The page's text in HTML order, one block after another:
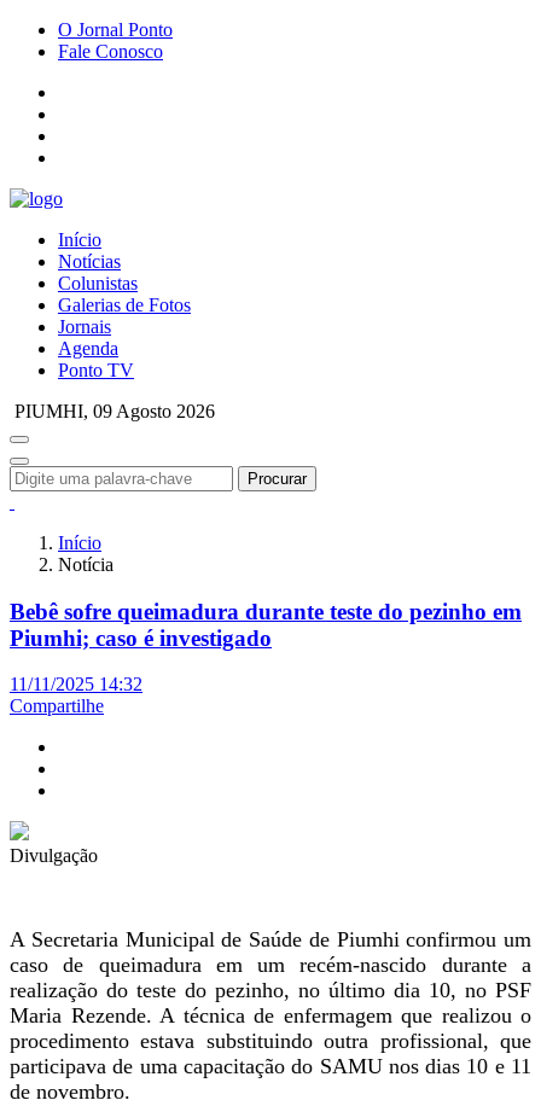
O Jornal Ponto
Fale Conosco
Início
Notícias
Colunistas
Galerias de Fotos
Jornais
Agenda
Ponto TV
PIUMHI, 09 Agosto 2026
Procurar
Início
Notícia
Bebê sofre queimadura durante teste do pezinho em
Piumhi; caso é investigado
11/11/2025 14:32
Compartilhe
Divulgação
A Secretaria Municipal de Saúde de Piumhi confirmou um
caso de queimadura em um recém-nascido durante a
realização do teste do pezinho, no último dia 10, no PSF
Maria Rezende. A técnica de enfermagem que realizou o
procedimento estava substituindo outra profissional, que
participava de uma capacitação do SAMU nos dias 10 e 11
de novembro.